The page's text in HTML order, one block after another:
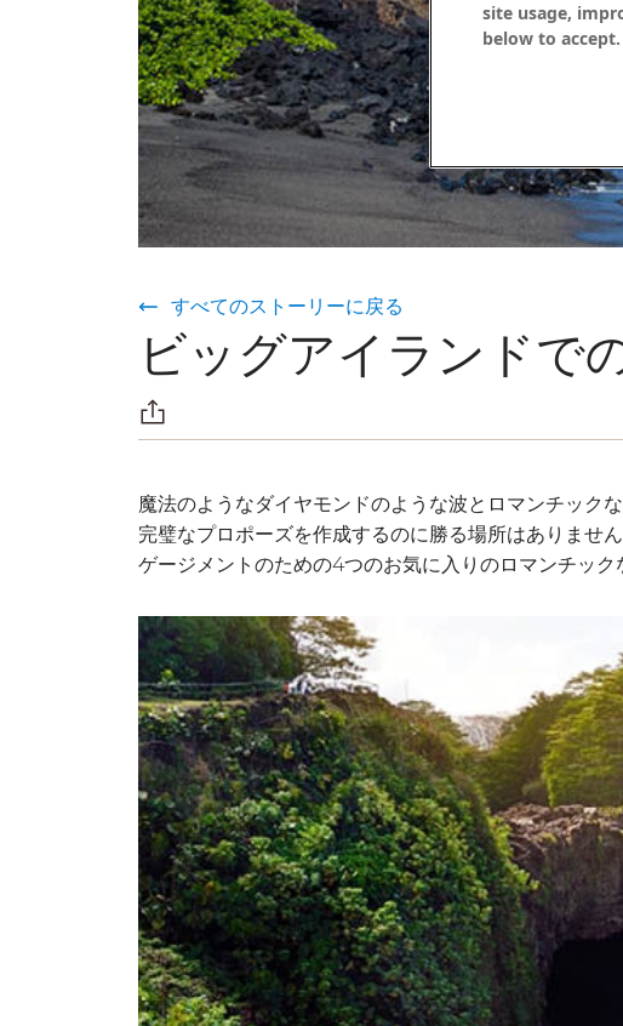
すべてのストーリーに戻る
ビッグアイランドで
魔法のようなダイヤモンドのような波とロマンチック
完璧なプロポーズを作成するのに勝る場所はありませ
ゲージメントのための4つのお気に入りのロマンチック
site usage,
below to accept.